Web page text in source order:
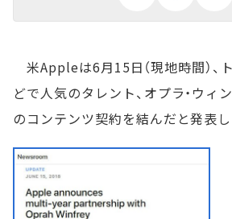
米Appleは6月15日（現地時間）、
どで人気のタレント、オプラ・ウィ
のコンテンツ契約を結んだと発表し